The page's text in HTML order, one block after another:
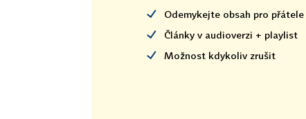
Odemykejte obsah pro přátele
Články v audioverzi + playlist
Možnost kdykoliv zrušit